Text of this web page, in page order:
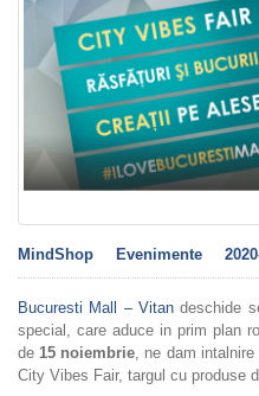
MindShop Evenimente
Bucuresti Mall – Vitandeschide
special, care aduce in prim plan
de15 noiembrie, ne dam
City Vibes Fair, targul cu produse